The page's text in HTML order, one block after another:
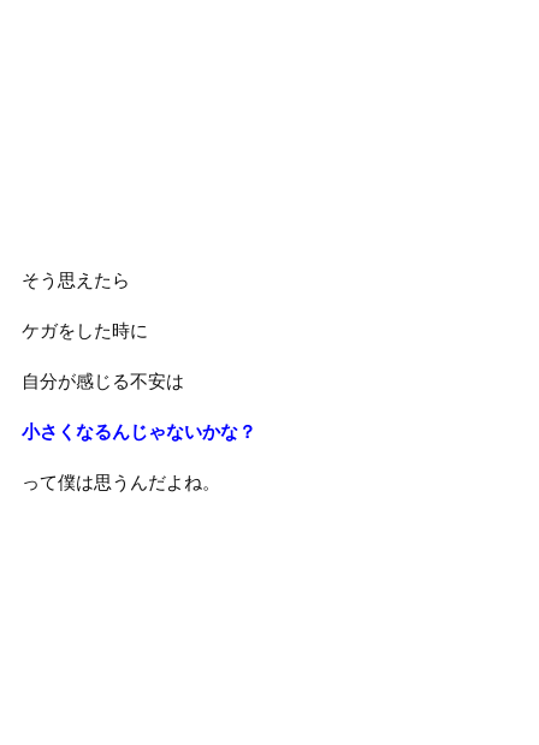
そう思えたら
ケガをした時に
自分が感じる不安は
小さくなるんじゃないかな？
って僕は思うんだよね。